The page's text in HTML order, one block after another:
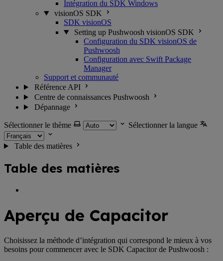
Intégration du SDK Windows
visionOS SDK
SDK visionOS
Setting up Pushwoosh visionOS SDK
Configuration du SDK visionOS de
Pushwoosh
Configuration avec Swift Package
Manager
Support et communauté
Référence API
Centre de connaissances Pushwoosh
Dépannage
Sélectionner le thème Sélectionner la langue
Table des matières
Table des matières
Aperçu de Capacitor
Choisissez la méthode d’intégration qui correspond le mieux à vos
besoins pour commencer avec le SDK Capacitor de Pushwoosh :